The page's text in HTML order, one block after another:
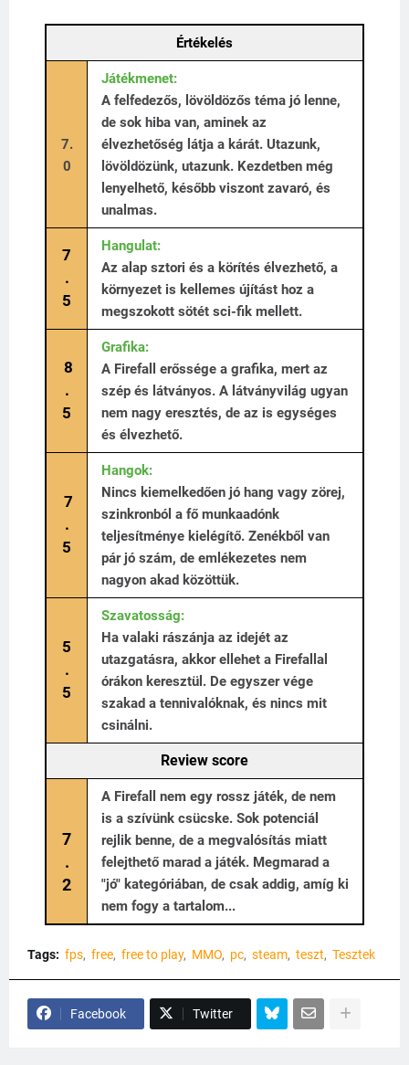
Értékelés
7.
0
Játékmenet:
A felfedezős, lövöldözős téma jó lenne,
de sok hiba van, aminek az
élvezhetőség látja a kárát. Utazunk,
lövöldözünk, utazunk. Kezdetben még
lenyelhető, később viszont zavaró, és
unalmas.
7
.
5
Hangulat:
Az alap sztori és a körítés élvezhető, a
környezet is kellemes újítást hoz a
megszokott sötét sci-fik mellett.
8
.
5
Grafika:
A Firefall erőssége a grafika, mert az
szép és látványos. A látványvilág ugyan
nem nagy eresztés, de az is egységes
és élvezhető.
7
.
5
Hangok:
Nincs kiemelkedően jó hang vagy zörej,
szinkronból a fő munkaadónk
teljesítménye kielégítő. Zenékből van
pár jó szám, de emlékezetes nem
nagyon akad közöttük.
5
.
5
Szavatosság:
Ha valaki rászánja az idejét az
utazgatásra, akkor ellehet a Firefallal
órákon keresztül. De egyszer vége
szakad a tennivalóknak, és nincs mit
csinálni.
Review score
7
.
2
A Firefall nem egy rossz játék, de nem
is a szívünk csücske. Sok potenciál
rejlik benne, de a megvalósítás miatt
felejthető marad a játék. Megmarad a
"jó" kategóriában, de csak addig, amíg ki
nem fogy a tartalom...
Tags: fps free free to play MMO pc steam teszt Tesztek
Facebook Twitter